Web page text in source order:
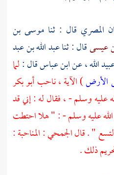
المصري قال : ثنا موسى بن
عيسىقال : ثناعبد الله بن عبد
الله ،عنابن عباسقال :لما
الأرض) الآية ، ناحبأبو بكر
عليه وسلم - ، فقال له : إني قد
الله عليه وسلم - : " هلا احتطت
" . قالالجمحي: المناحبة :
ذلك .